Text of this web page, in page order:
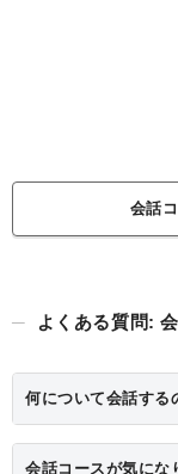
会話
よくある質問:
何について会話する
会話コースが気にな